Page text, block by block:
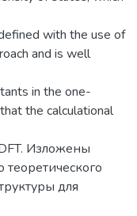
with the use of
and is well
in the one-
the calculational
Изложены
для